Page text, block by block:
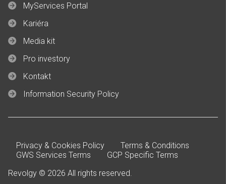
MyServices Portal
Kariéra
Media kit
Pro investory
Kontakt
Information Security Policy
Privacy & Cookies Policy
Terms & Conditions
GWS Services Terms
GCP Specific Terms
Revolgy © 2026 All rights reserved.